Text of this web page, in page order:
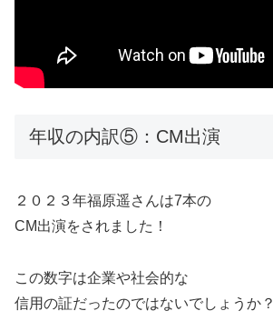
年収の内訳⑤：CM出演
２０２３年福原遥さんは7本の
CM出演をされました！
この数字は企業や社会的な
信用の証だったのではないでしょうか？